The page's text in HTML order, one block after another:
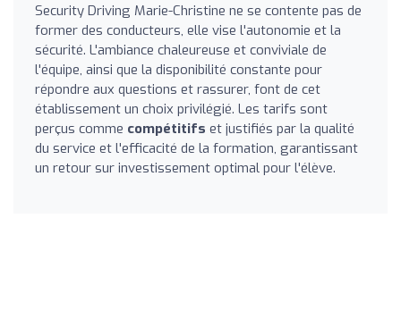
Security Driving Marie-Christine ne se contente pas de
former des conducteurs, elle vise l'autonomie et la
sécurité. L'ambiance chaleureuse et conviviale de
l'équipe, ainsi que la disponibilité constante pour
répondre aux questions et rassurer, font de cet
établissement un choix privilégié. Les tarifs sont
perçus comme compétitifs et justifiés par la qualité
du service et l'efficacité de la formation, garantissant
un retour sur investissement optimal pour l'élève.